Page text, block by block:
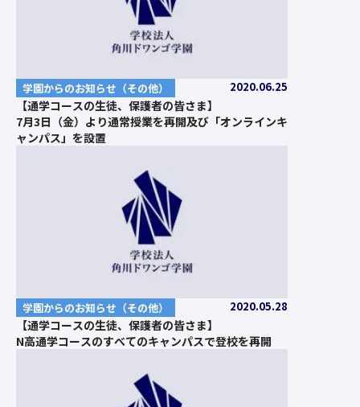
学園からのお知らせ（その他） 2020.06.25
【通学コースの生徒、保護者の皆さま】
7月3日（金）より通常授業を再開及び「オンラインキ
ャンパス」を設置
学園からのお知らせ（その他） 2020.05.28
【通学コースの生徒、保護者の皆さま】
N高通学コースのすべてのキャンパスで登校を再開